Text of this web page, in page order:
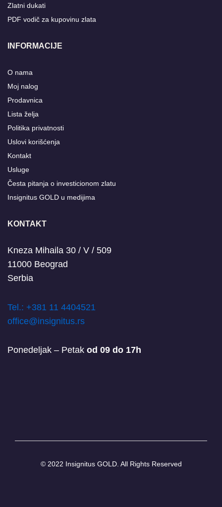
Zlatni dukati
PDF vodič za kupovinu zlata
INFORMACIJE
O nama
Moj nalog
Prodavnica
Lista želja
Politika privatnosti
Uslovi korišćenja
Kontakt
Usluge
Česta pitanja o investicionom zlatu
Insignitus GOLD u medijima
KONTAKT
Kneza Mihaila 30 / V / 509
11000 Beograd
Serbia
Tel.: +381 11 4404521
office@insignitus.rs
Ponedeljak – Petak od 09 do 17h
© 2022 Insignitus GOLD. All Rights Reserved